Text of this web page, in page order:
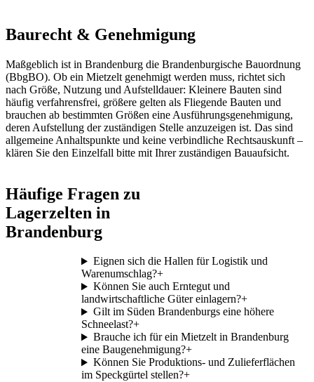
Baurecht & Genehmigung
Maßgeblich ist in Brandenburg die Brandenburgische Bauordnung
(BbgBO). Ob ein Mietzelt genehmigt werden muss, richtet sich
nach Größe, Nutzung und Aufstelldauer: Kleinere Bauten sind
häufig verfahrensfrei, größere gelten als Fliegende Bauten und
brauchen ab bestimmten Größen eine Ausführungsgenehmigung,
deren Aufstellung der zuständigen Stelle anzuzeigen ist. Das sind
allgemeine Anhaltspunkte und keine verbindliche Rechtsauskunft –
klären Sie den Einzelfall bitte mit Ihrer zuständigen Bauaufsicht.
Häufige Fragen zu
Lagerzelten in
Brandenburg
Eignen sich die Hallen für Logistik und
Warenumschlag?+
Können Sie auch Erntegut und
landwirtschaftliche Güter einlagern?+
Gilt im Süden Brandenburgs eine höhere
Schneelast?+
Brauche ich für ein Mietzelt in Brandenburg
eine Baugenehmigung?+
Können Sie Produktions- und Zulieferflächen
im Speckgürtel stellen?+